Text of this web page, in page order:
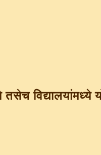
तसेच विद्यालयांमध्ये